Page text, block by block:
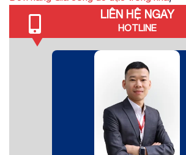
LIÊN HỆ NGAY
HOTLINE